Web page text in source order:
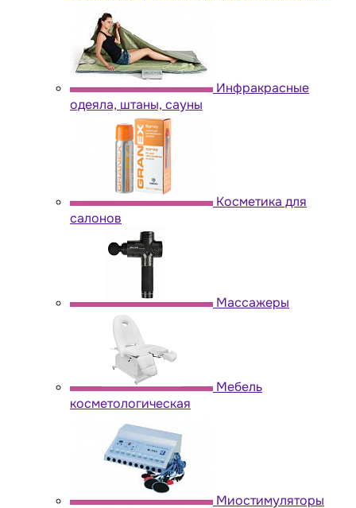
Инфракрасные
одеяла, штаны, сауны
Косметика для
салонов
Массажеры
Мебель
косметологическая
Миостимуляторы